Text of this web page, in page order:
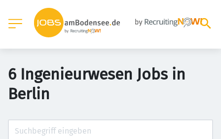
6 Ingenieurwesen Jobs in
Berlin